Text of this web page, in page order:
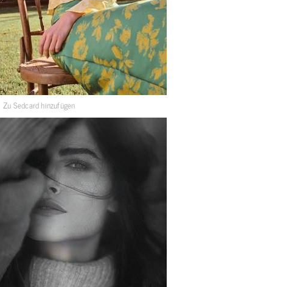
Zu Sedcard hinzufügen